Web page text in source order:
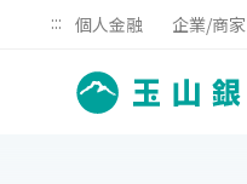
::: 個人金融 企業/商家